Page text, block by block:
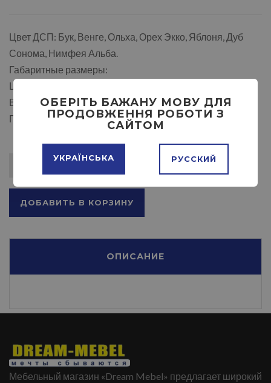
Цвет ДСП: Бук, Венге, Ольха, Орех Экко, Яблоня, Дуб
Сонома, Нимфея Альба.
Габаритные размеры:
Ширина: 900 мм.
Высота: 500 мм.
Глубина: 500 мм.
ДОБАВИТЬ В КОРЗИНУ
ОПИСАНИЕ
Мебельный магазин «Dream Mebel» предлагает широкий
ОБЕРІТЬ БАЖАНУ МОВУ ДЛЯ
ПРОДОВЖЕННЯ РОБОТИ З
САЙТОМ
УКРАЇНСЬКА РУССКИЙ